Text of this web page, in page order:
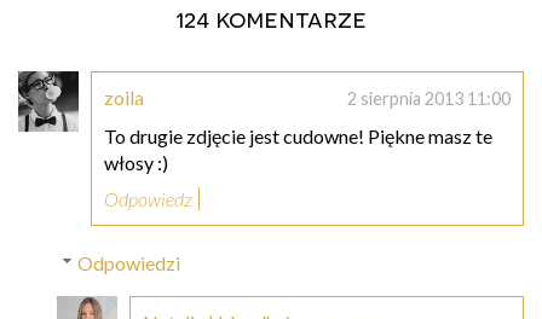
124 komentarze
zoila 2 sierpnia 2013 11:00
To drugie zdjęcie jest cudowne! Piękne masz te
włosy :)
Odpowiedz
Odpowiedzi